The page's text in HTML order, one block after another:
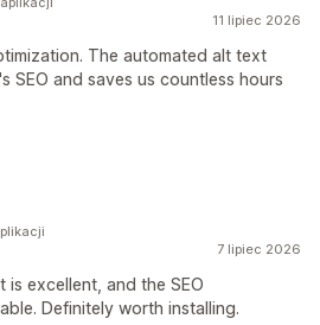
11 lipiec 2026
The automated alt text
SEO and saves us countless hours
7 lipiec 2026
excellent, and the SEO
Definitely worth installing.